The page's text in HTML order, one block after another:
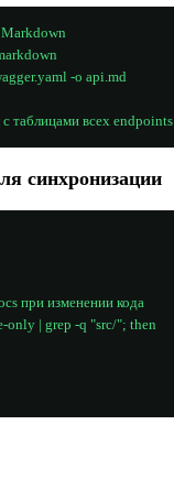
Markdown
-o api.md
таблицами всех endpoints
синхронизации
при изменении кода
only | grep -q "src/"; then